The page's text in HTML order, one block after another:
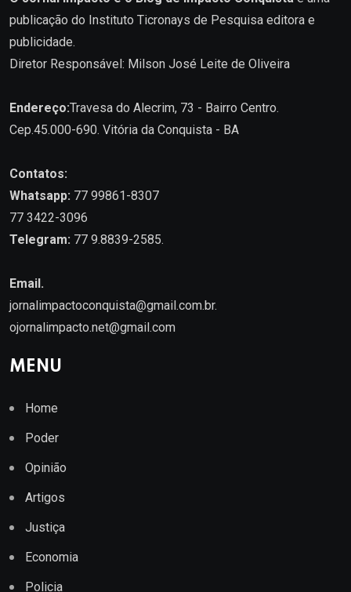
publicação do Instituto Ticronays de Pesquisa editora e
publicidade.
Diretor Responsável: Milson José Leite de Oliveira
Endereço:Travesa do Alecrim, 73 - Bairro Centro.
Cep.45.000-690. Vitória da Conquista - BA
Contatos:
Whatsapp: 77 99861-8307
77 3422-3096
Telegram: 77 9.8839-2585.
Email.
jornalimpactoconquista@gmail.com.br.
ojornalimpacto.net@gmail.com
MENU
Home
Poder
Opinião
Artigos
Justiça
Economia
Policia